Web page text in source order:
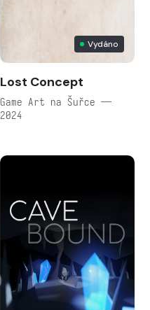
Vydáno
Lost Concept
Game Art na Šuřce —
2024